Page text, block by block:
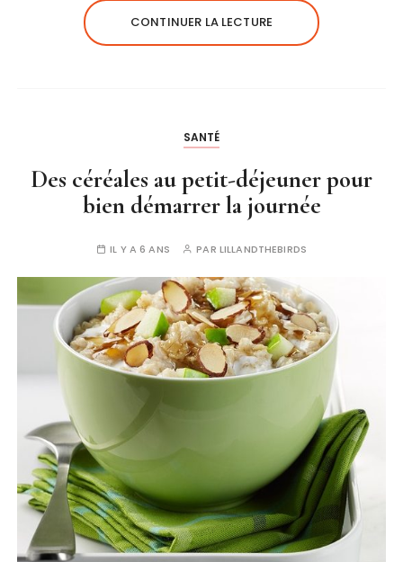
CONTINUER LA LECTURE
SANTÉ
Des céréales au petit-déjeuner pour
bien démarrer la journée
IL Y A 6 ANS PAR LILLANDTHEBIRDS